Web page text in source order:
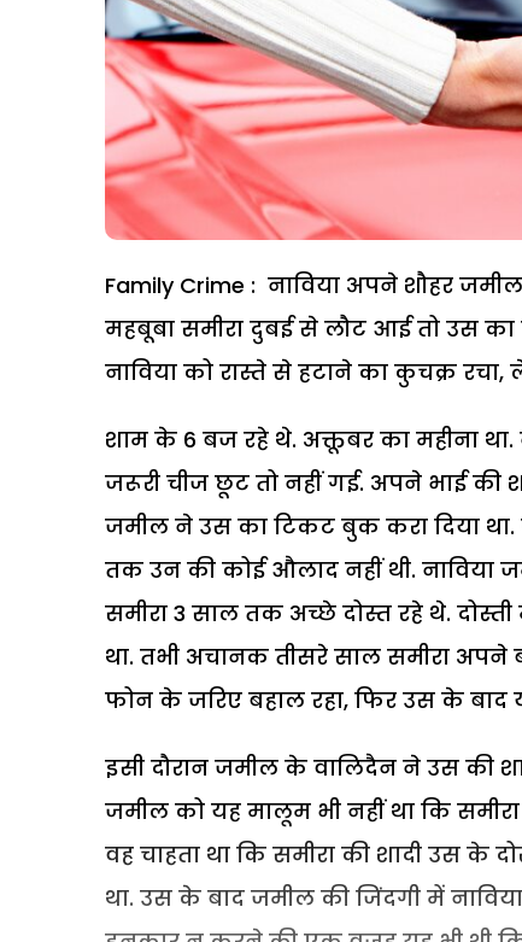
Family Crime : नाविया अपने शौहर
महबूबा समीरा दुबई से लौट आई तो उस का
नाविया को रास्ते से हटाने का कुचक्र
शाम के 6 बज रहे थे. अक्तूबर का महीना
जरूरी चीज छूट तो नहीं गई. अपने भाई की
जमील ने उस का टिकट बुक करा दिया था.
तक उन की कोई औलाद नहीं थी.
समीरा 3 साल तक अच्छे दोस्त रहे थे.
था. तभी अचानक तीसरे साल समीरा
फोन के जरिए बहाल रहा, फिर उस के बाद
इसी दौरान जमील के वालिदैन ने उस की
जमील को यह मालूम भी नहीं था कि
वह चाहता था कि समीरा की शादी उस के
था. उस के बाद जमील की जिंदगी में